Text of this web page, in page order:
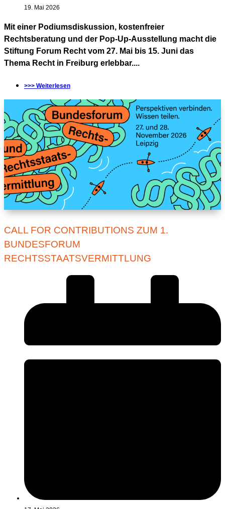
19. Mai 2026
Mit einer Podiumsdiskussion, kostenfreier
Rechtsberatung und der Pop-Up-Ausstellung macht die
Stiftung Forum Recht vom 27. Mai bis 15. Juni das
Thema Recht in Freiburg erlebbar....
>>> Weiterlesen
CALL FOR CONTRIBUTIONS ZUM 1.
BUNDESFORUM
RECHTSSTAATSVERMITTLUNG